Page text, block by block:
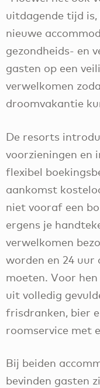
uitdagende tijd
nieuwe
gezondheids- en
gasten op een
verwelkomen
droomvakantie
De resorts
voorzieningen en
flexibel
aankomst
niet vooraf een
ergens je
verwelkomen
worden en 24
moeten. Voor
uit volledig
frisdranken, bier
roomservice met
Bij beiden
bevinden gasten